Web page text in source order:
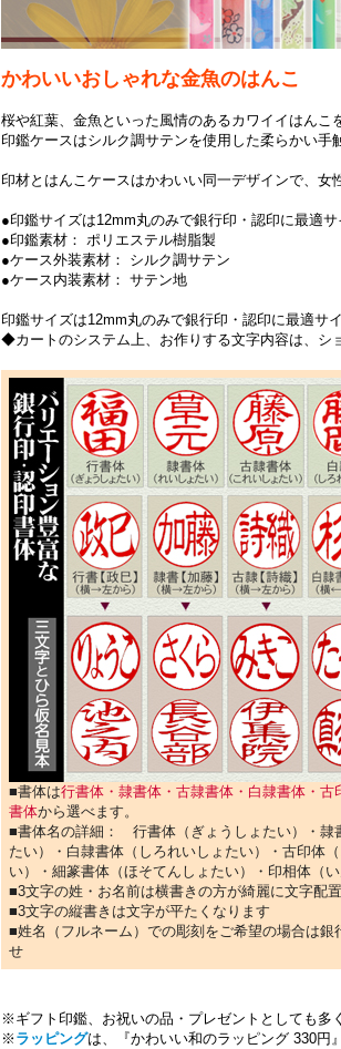
かわいいおしゃれな金魚のはんこ
桜や紅葉、金魚といった風情のあるカワイイはんこ
印鑑ケースはシルク調サテンを使用した柔らかい手
印材とはんこケースはかわいい同一デザインで、女
●印鑑サイズは12mm丸のみで銀行印・認印に最適
●印鑑素材： ポリエステル樹脂製
●ケース外装素材： シルク調サテン
●ケース内装素材： サテン地
印鑑サイズは12mm丸のみで銀行印・認印に最適サ
◆カートのシステム上、お作りする文字内容は、シ
■書体は行書体・隷書体・古隷書体・白隷書体・
書体から選べます。
■書体名の詳細： 行書体（ぎょうしょたい）・隷
たい）・白隷書体（しろれいしょたい）・古印体
い）・細篆書体（ほそてんしょたい）・印相体（い
■3文字の姓・お名前は横書きの方が綺麗に文字配
■3文字の縦書きは文字が平たくなります
■姓名（フルネーム）での彫刻をご希望の場合は
せ
※ギフト印鑑、お祝いの品・プレゼントとしても多
※ ラッピングは、『かわいい和のラッピング 330